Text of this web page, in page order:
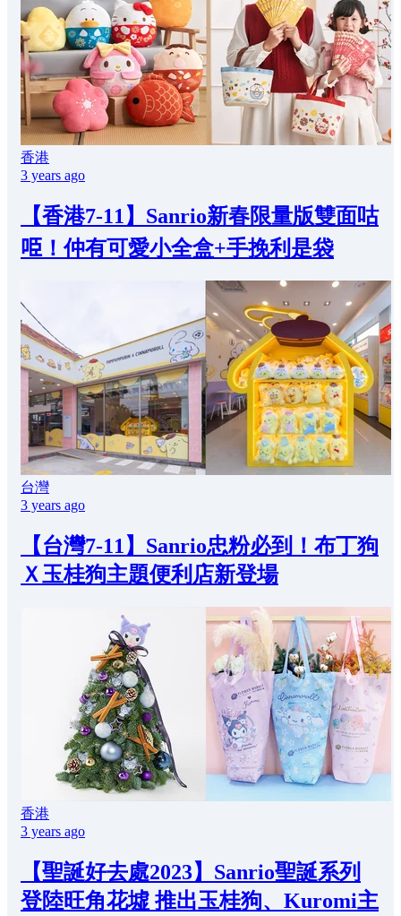
香港
3 years ago
【香港7-11】Sanrio新春限量版雙面咕
𠱸！仲有可愛小全盒+手挽利是袋
台灣
3 years ago
【台灣7-11】Sanrio忠粉必到！布丁狗
Ｘ玉桂狗主題便利店新登場
香港
3 years ago
【聖誕好去處2023】Sanrio聖誕系列
登陸旺角花墟 推出玉桂狗、Kuromi主